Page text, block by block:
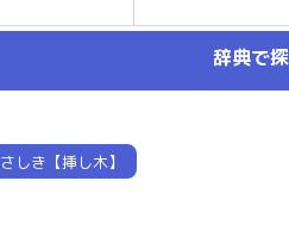
辞典で
さしき【挿し木】